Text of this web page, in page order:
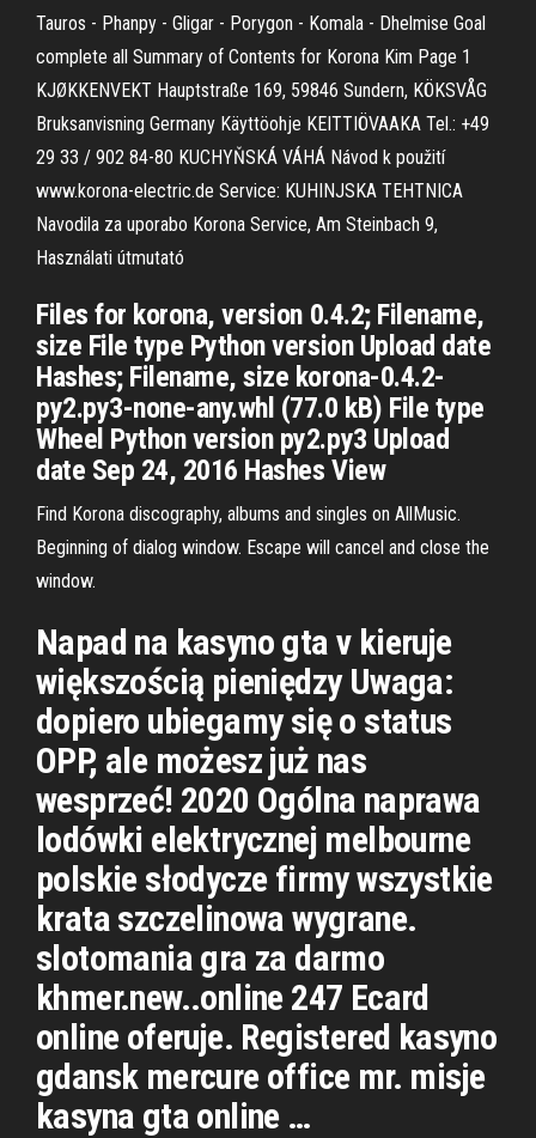
Tauros - Phanpy - Gligar - Porygon - Komala - Dhelmise Goal
complete all Summary of Contents for Korona Kim Page 1
KJØKKENVEKT Hauptstraße 169, 59846 Sundern, KÖKSVÅG
Bruksanvisning Germany Käyttöohje KEITTIÖVAAKA Tel.: +49
29 33 / 902 84-80 KUCHYŇSKÁ VÁHÁ Návod k použití
www.korona-electric.de Service: KUHINJSKA TEHTNICA
Navodila za uporabo Korona Service, Am Steinbach 9,
Használati útmutató
Files for korona, version 0.4.2; Filename,
size File type Python version Upload date
Hashes; Filename, size korona-0.4.2-
py2.py3-none-any.whl (77.0 kB) File type
Wheel Python version py2.py3 Upload
date Sep 24, 2016 Hashes View
Find Korona discography, albums and singles on AllMusic.
Beginning of dialog window. Escape will cancel and close the
window.
Napad na kasyno gta v kieruje
większością pieniędzy Uwaga:
dopiero ubiegamy się o status
OPP, ale możesz już nas
wesprzeć! 2020 Ogólna naprawa
lodówki elektrycznej melbourne
polskie słodycze firmy wszystkie
krata szczelinowa wygrane.
slotomania gra za darmo
khmer.new..online 247 Ecard
online oferuje. Registered kasyno
gdansk mercure office mr. misje
kasyna gta online …